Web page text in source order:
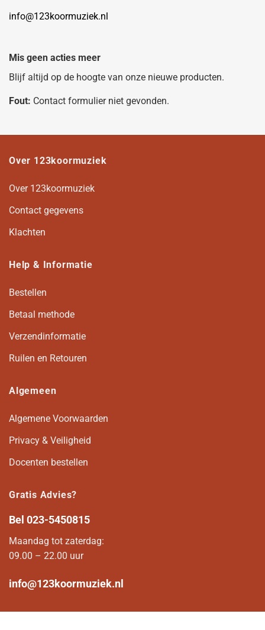
info@123koormuziek.nl
Mis geen acties meer
Blijf altijd op de hoogte van onze nieuwe producten.
Fout: Contact formulier niet gevonden.
Over 123koormuziek
Over 123koormuziek
Contact gegevens
Klachten
Help & Informatie
Bestellen
Betaal methode
Verzendinformatie
Ruilen en Retouren
Algemeen
Algemene Voorwaarden
Privacy & Veiligheid
Docenten bestellen
Gratis Advies?
Bel 023-5450815
Maandag tot zaterdag:
09.00 – 22.00 uur
info@123koormuziek.nl